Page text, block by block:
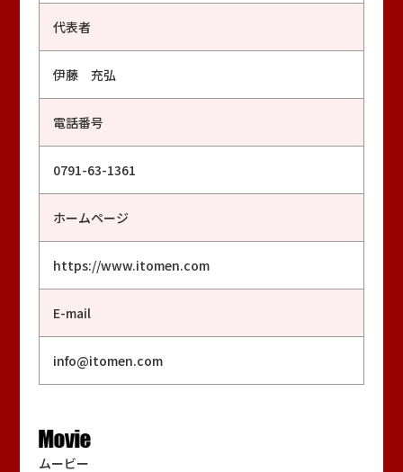
代表者
伊藤 充弘
電話番号
0791-63-1361
ホームページ
https://www.itomen.com
E-mail
info@itomen.com
ムービー